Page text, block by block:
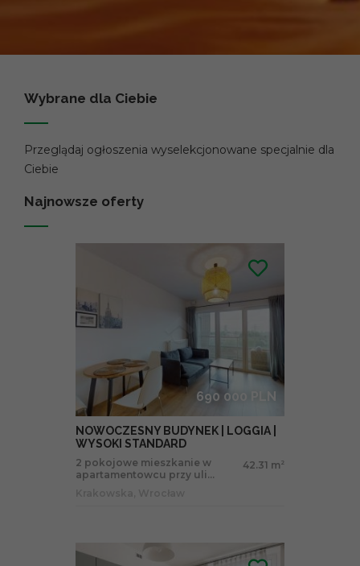
Wybrane dla Ciebie
Przeglądaj ogłoszenia wyselekcjonowane specjalnie dla
Ciebie
Najnowsze oferty
690 000 PLN
NOWOCZESNY BUDYNEK | LOGGIA |
WYSOKI STANDARD
2 pokojowe mieszkanie w
apartamentowcu przy uli...
42.31 m 2